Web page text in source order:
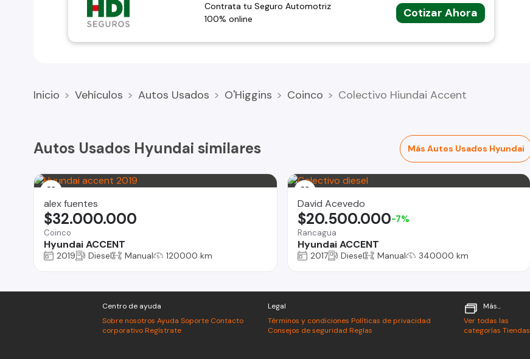
Contrata tu Seguro Automotriz
100% online
Cotizar Ahora
Inicio Vehículos Autos Usados O'Higgins Coinco Colectivo Hiundai Accent
Autos Usados Hyundai similares Más Autos Usados Hyundai
alex fuentes
Coinco
Hyundai ACCENT
$32.000.000
2019 Diesel Manual 120000 km
David Acevedo
Rancagua
Hyundai ACCENT
$20.500.000-7%
2017 Diesel Manual 340000 km
Centro de ayuda
Sobre nosotros Ayuda Soporte Contacto
corporativo Regístrate
Legal
Términos y condiciones Políticas de privacidad
Consejos de seguridad Reglas
Más...
Ver todas las
categorías Tiendas